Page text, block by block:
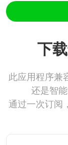
下
此应用程序兼
还是智
通过一次订阅